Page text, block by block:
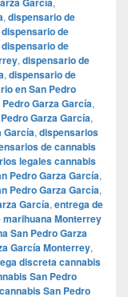
, dispensario de
dispensario de
dispensario de
, dispensario de
, dispensario de
en San Pedro
Garza García,
Garza García,
García, dispensarios
de cannabis
legales cannabis
Pedro Garza García,
Pedro Garza García,
García, entrega de
marihuana Monterrey
San Pedro Garza
García Monterrey,
discreta cannabis
San Pedro
San Pedro